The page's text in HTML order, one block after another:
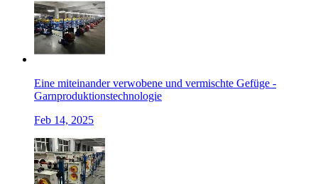
Eine miteinander verwobene und vermischte Gefüge -
Garnproduktionstechnologie
Feb 14, 2025